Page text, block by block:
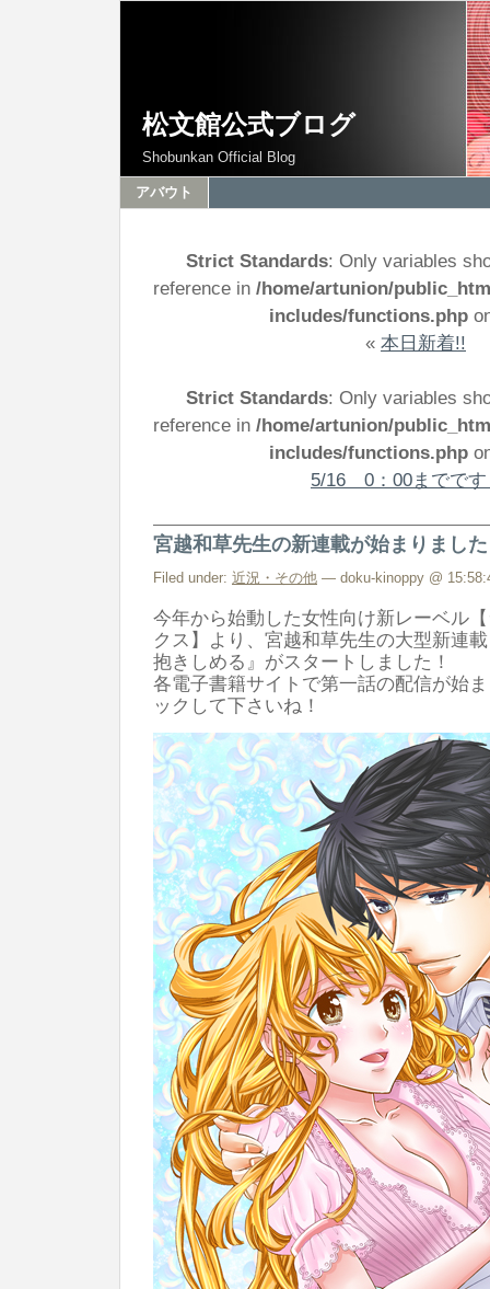
松文館公式ブログ
Shobunkan Official Blog
アバウト
Strict Standards: Only variables
reference in /home/artunion/
includes/functions.php
« 本日新着!!
Strict Standards: Only variables
reference in /home/artunion/
includes/functions.php
5/16 0：00までです
宮越和草先生の新連載が始まりまし
Filed under: 近況・その他 — doku-kinoppy @
今年から始動した女性向け新レーベル
クス】より、宮越和草先生の大型新連
抱きしめる』がスタートしました！
各電子書籍サイトで第一話の配信が始
ックして下さいね！